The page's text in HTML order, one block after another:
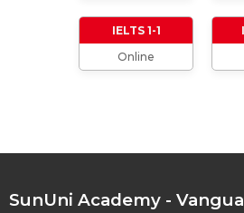
TỔNG HỢP CÁCH
ANH (Từ formal đến
DỤNG VÀ CÁCH VẬN
IELTS 1-1
Online
SunUni Academy -